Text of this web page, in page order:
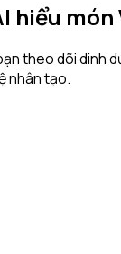
hiểu món
theo dõi dinh
nhân tạo.